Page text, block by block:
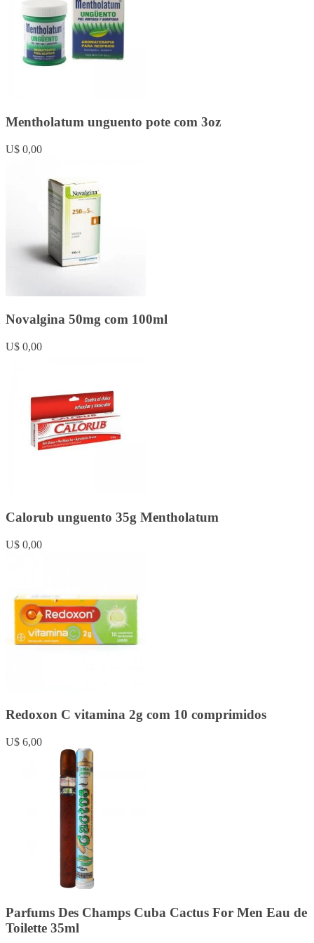
Mentholatum unguento pote com 3oz
U$ 0,00
Novalgina 50mg com 100ml
U$ 0,00
Calorub unguento 35g Mentholatum
U$ 0,00
Redoxon C vitamina 2g com 10 comprimidos
U$ 6,00
Parfums Des Champs Cuba Cactus For Men Eau de
Toilette 35ml